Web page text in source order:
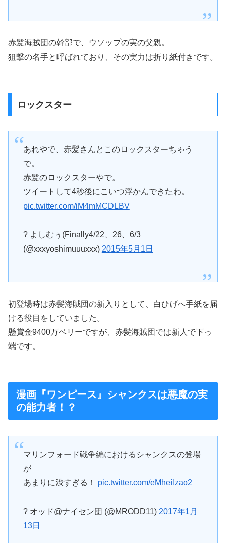
赤髪海賊団の幹部で、ウソップの実の父親。
狙撃の名手と呼ばれており、その実力は折り紙付きです。
ロックスター
あれやで、赤髪さんとこのロックスターちゃう
で。
赤髪のロックスターやで。
ツイートして4秒後にこいつ浮かんできたわ。
pic.twitter.com/iM4mMCDLBV
? よしむぅ(Finally4/22、26、6/3
(@xxxyoshimuuuxxx) 2015年5月1日
初登場時は赤髪海賊団の新入りとして、白ひげへ手紙を届
ける役目をしていました。
懸賞金9400万ベリーですが、赤髪海賊団では新人で下っ
端です。
漫画『ワンピース』シャンクスは悪魔の実
の能力者！？
マリンフォード戦争編におけるシャンクスの登場
が
あまりに渋すぎる！ pic.twitter.com/eMheiIzao2
? オッド@ナイセン団 (@MRODD11) 2017年1月
13日